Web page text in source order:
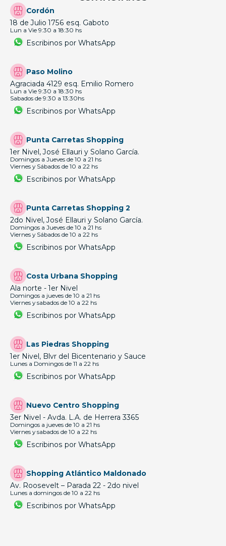
Cordón
18 de Julio 1756 esq. Gaboto
Lun a Vie 9:30 a 18:30 hs
Escribinos por WhatsApp
Paso Molino
Agraciada 4129 esq. Emilio Romero
Lun a Vie 9:30 a 18:30 hs
Sabados de 9:30 a 13:30hs
Escribinos por WhatsApp
Punta Carretas Shopping
1er Nivel, José Ellauri y Solano García.
Domingos a Jueves de 10 a 21 hs
Viernes y Sábados de 10 a 22 hs
Escribinos por WhatsApp
Punta Carretas Shopping 2
2do Nivel, José Ellauri y Solano García.
Domingos a Jueves de 10 a 21 hs
Viernes y Sábados de 10 a 22 hs
Escribinos por WhatsApp
Costa Urbana Shopping
Ala norte - 1er Nivel
Domingos a jueves de 10 a 21 hs
Viernes y sabados de 10 a 22 hs
Escribinos por WhatsApp
Las Piedras Shopping
1er Nivel, Blvr del Bicentenario y Sauce
Lunes a Domingos de 11 a 22 hs
Escribinos por WhatsApp
Nuevo Centro Shopping
3er Nivel - Avda. L.A. de Herrera 3365
Domingos a jueves de 10 a 21 hs
Viernes y sabados de 10 a 22 hs
Escribinos por WhatsApp
Shopping Atlántico Maldonado
Av. Roosevelt – Parada 22 - 2do nivel
Lunes a domingos de 10 a 22 hs
Escribinos por WhatsApp